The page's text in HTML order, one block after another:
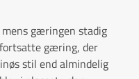
gæringen stadig
gæring, der
stil end almindelig